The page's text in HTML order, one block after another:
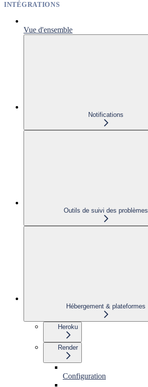
INTÉGRATIONS
Vue d'ensemble
Notifications
Outils de suivi des problèmes
Hébergement & plateformes
Heroku
Render
Configuration